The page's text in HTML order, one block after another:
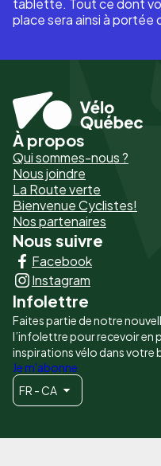
tablette. Tout ce dont
place sera ainsi à portée
Pied
de
page
-
Liens
principaux
À propos
Qui sommes-nous ?
Nous joindre
La Route verte
Bienvenue Cyclistes!
Nos partenaires
Nous suivre
Facebook
Instagram
Infolettre
Faites partie de notre
l’infolettre pour recevoir en
inspirations vélo dans votre
Je m'abonne
FR - CA